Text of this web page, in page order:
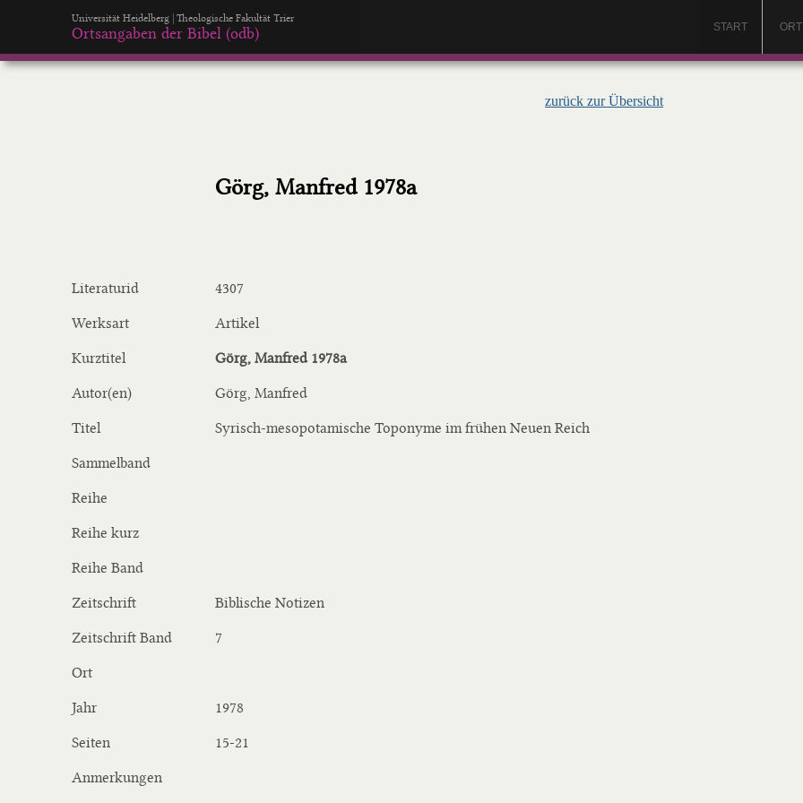
Universität Heidelberg | Theologische Fakultät Trier
Ortsangaben der Bibel (odb) START
zurück zur Übersicht
Görg, Manfred 1978a
Literaturid 4307
Werksart Artikel
Kurztitel Görg, Manfred 1978a
Autor(en) Görg, Manfred
Titel Syrisch-mesopotamische Toponyme im frühen Neuen Reich
Sammelband
Reihe
Reihe kurz
Reihe Band
Zeitschrift Biblische Notizen
Zeitschrift Band 7
Ort
Jahr 1978
Seiten 15-21
Anmerkungen